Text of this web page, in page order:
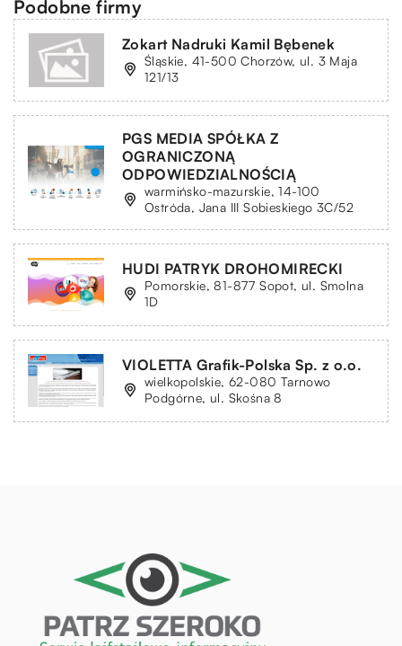
Podobne firmy
Zokart Nadruki Kamil Bębenek
Śląskie, 41-500 Chorzów, ul. 3 Maja
121/13
PGS MEDIA SPÓŁKA Z
OGRANICZONĄ
ODPOWIEDZIALNOŚCIĄ
warmińsko-mazurskie, 14-100
Ostróda, Jana III Sobieskiego 3C/52
HUDI PATRYK DROHOMIRECKI
Pomorskie, 81-877 Sopot, ul. Smolna
1D
VIOLETTA Grafik-Polska Sp. z o.o.
wielkopolskie, 62-080 Tarnowo
Podgórne, ul. Skośna 8